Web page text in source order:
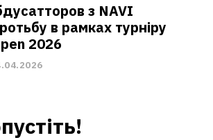
з NAVI
в рамках турніру
2026